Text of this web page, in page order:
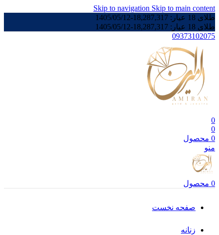
Skip to navigation Skip to main content
طلای 18 عیار:
18,287,317
-
1405/05/12
طلای 18 عیار:
18,287,317
-
1405/05/12
09373102075
0
0
0 محصول
منو
0 محصول
صفحه نخست
زنانه